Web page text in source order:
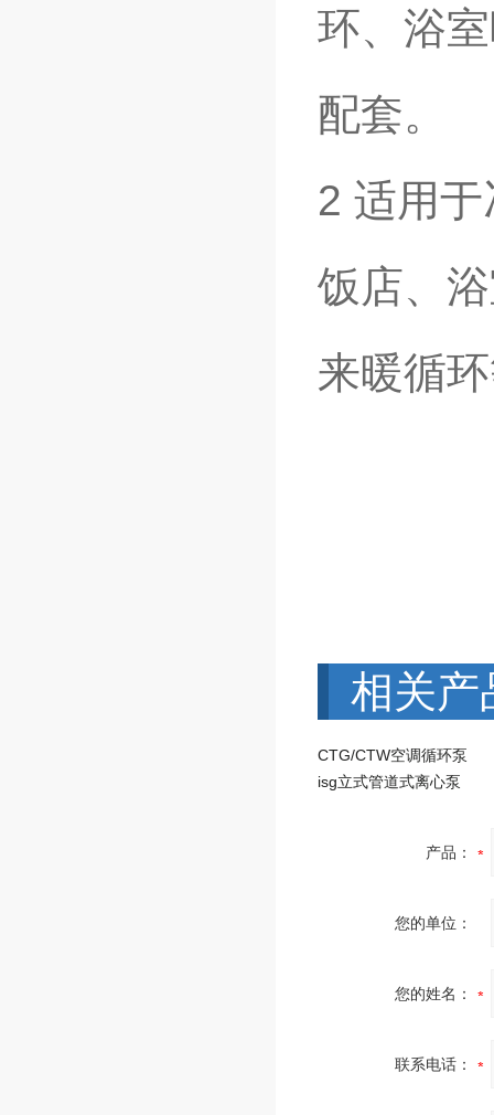
环、浴
配套。
2 适用
饭店、
来暖循
相关产
CTG/CTW空调循环泵
isg立式管道式离心泵
产品：
您的单位：
您的姓名：
联系电话：